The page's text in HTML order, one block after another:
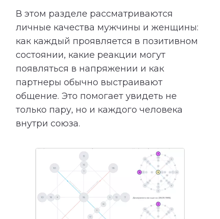
В этом разделе рассматриваются
личные качества мужчины и женщины:
как каждый проявляется в позитивном
состоянии, какие реакции могут
появляться в напряжении и как
партнеры обычно выстраивают
общение. Это помогает увидеть не
только пару, но и каждого человека
внутри союза.